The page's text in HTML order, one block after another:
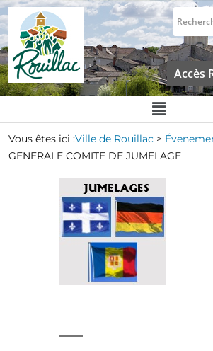
Accès
Vous êtes ici :Ville de Rouillac >
GENERALE COMITE DE JUMELAGE